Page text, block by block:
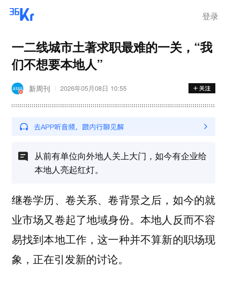
登录
一二线城市土著求职最难的一关，“我
们不想要本地人”
新周刊 2026年05月08日 10:55
从前有单位向外地人关上大门，如今有企业给
本地人亮起红灯。
继卷学历、卷关系、卷背景之后，如今的就
业市场又卷起了地域身份。本地人反而不容
易找到本地工作，这一种并不算新的职场现
象，正在引发新的讨论。